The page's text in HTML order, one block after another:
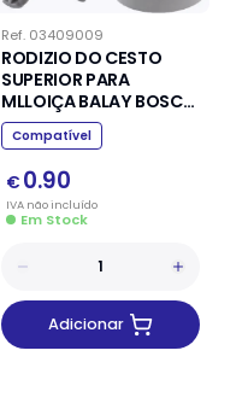
Ref. 03409009
RODIZIO DO CESTO
SUPERIOR PARA
MLLOIÇA BALAY BOSCH
SIEMENS
Compatível
€ 0.90
IVA nãoincluído
Em Stock
Adicionar